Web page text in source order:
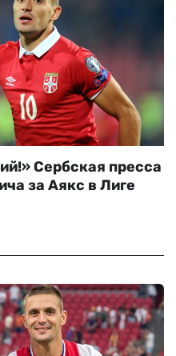
Сербская пресса
за Аякс в Лиге